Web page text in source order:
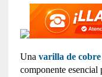
Una varilla de cobre
componente